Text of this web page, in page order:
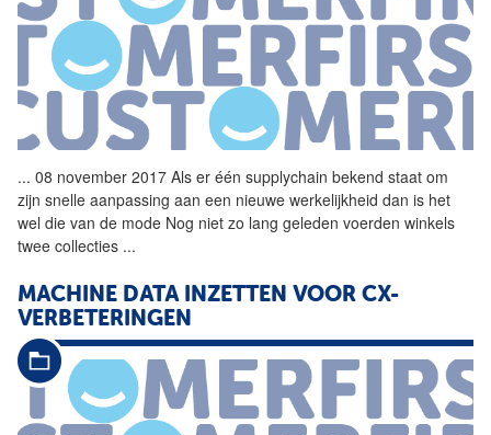
... 08 november 2017 Als er één supplychain bekend staat om
zijn snelle aanpassing aan een nieuwe werkelijkheid dan is het
wel die van de mode Nog niet zo lang geleden voerden winkels
twee collecties ...
MACHINE DATA INZETTEN VOOR CX-
VERBETERINGEN